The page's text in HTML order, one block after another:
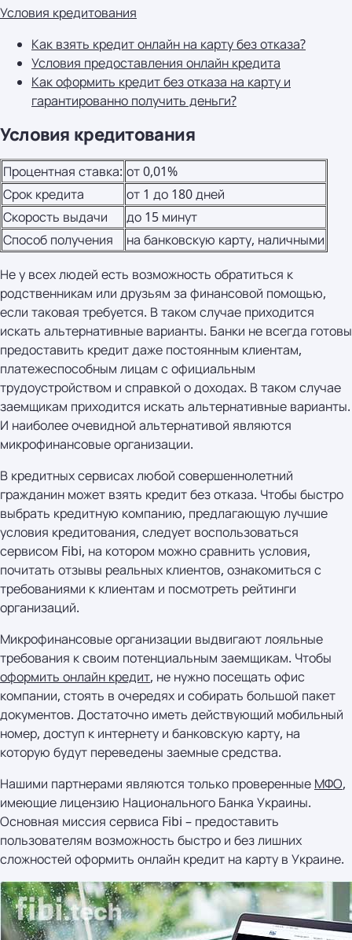
Условия кредитования
Как взять кредит онлайн на карту без отказа?
Условия предоставления онлайн кредита
Как оформить кредит без отказа на карту и
гарантированно получить деньги?
Условия кредитования
Процентная ставка: от 0,01%
Срок кредита
от 1 до 180 дней
Скорость выдачи
до 15 минут
Способ получения
на банковскую карту, наличными
Не у всех людей есть возможность обратиться к
родственникам или друзьям за финансовой помощью,
если таковая требуется. В таком случае приходится
искать альтернативные варианты. Банки не всегда готовы
предоставить кредит даже постоянным клиентам,
платежеспособным лицам с официальным
трудоустройством и справкой о доходах. В таком случае
заемщикам приходится искать альтернативные варианты.
И наиболее очевидной альтернативой являются
микрофинансовые организации.
В кредитных сервисах любой совершеннолетний
гражданин может взять кредит без отказа. Чтобы быстро
выбрать кредитную компанию, предлагающую лучшие
условия кредитования, следует воспользоваться
сервисом Fibi, на котором можно сравнить условия,
почитать отзывы реальных клиентов, ознакомиться с
требованиями к клиентам и посмотреть рейтинги
организаций.
Микрофинансовые организации выдвигают лояльные
требования к своим потенциальным заемщикам. Чтобы
оформить онлайн кредит, не нужно посещать офис
компании, стоять в очередях и собирать большой пакет
документов. Достаточно иметь действующий мобильный
номер, доступ к интернету и банковскую карту, на
которую будут переведены заемные средства.
Нашими партнерами являются только проверенные МФО,
имеющие лицензию Национального Банка Украины.
Основная миссия сервиса Fibi – предоставить
пользователям возможность быстро и без лишних
сложностей оформить онлайн кредит на карту в Украине.